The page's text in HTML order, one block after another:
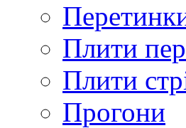
Плити
Плити
Прогони